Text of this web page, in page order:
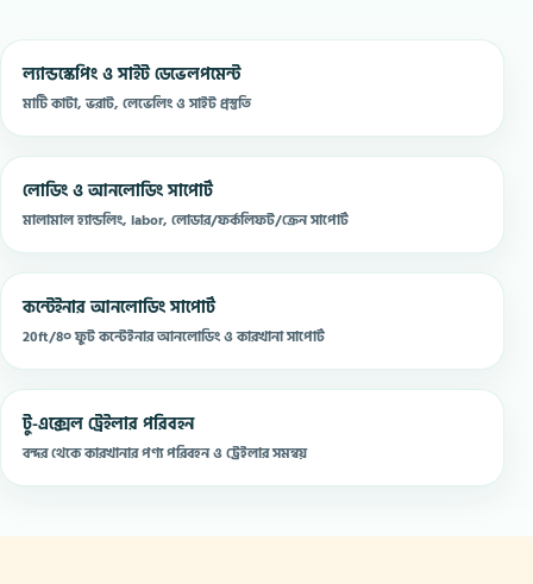
ল্যান্ডস্কেপিং ও সাইট ডেভেলপমেন্ট
মাটি কাটা, ভরাট, লেভেলিং ও সাইট প্রস্তুতি
লোডিং ও আনলোডিং সাপোর্ট
মালামাল হ্যান্ডলিং, labor, লোডার/ফর্কলিফট/ক্রেন সাপোর্ট
কন্টেইনার আনলোডিং সাপোর্ট
20ft/৪০ ফুট কন্টেইনার আনলোডিং ও কারখানা সাপোর্ট
টু-এক্সেল ট্রেইলার পরিবহন
বন্দর থেকে কারখানার পণ্য পরিবহন ও ট্রেইলার সমন্বয়